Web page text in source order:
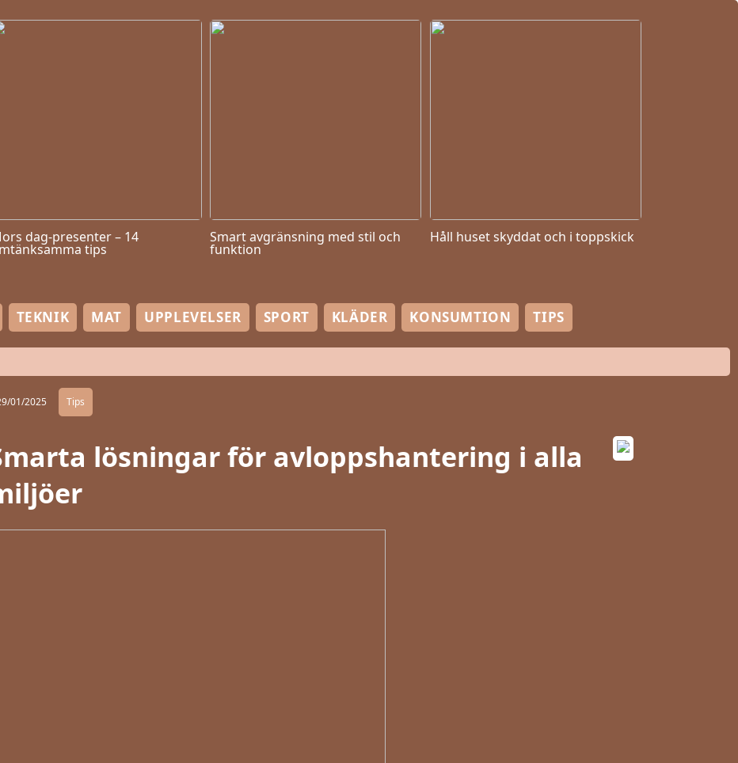
dag-presenter – 14
tips
Smart avgränsning med stil och
funktion
Håll huset skyddat och i toppskick
TEKNIK MAT UPPLEVELSER SPORT KLÄDER KONSUMTION TIPS
01/2025 Tips
lösningar för avloppshantering i alla